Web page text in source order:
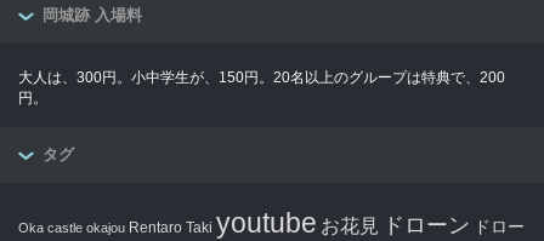
岡城跡 入場料
大人は、300円。小中学生が、150円。20名以上のグループは特典で、200
円。
タグ
Oka castle okajou Rentaro Taki youtube お花見 ドローン ドロー